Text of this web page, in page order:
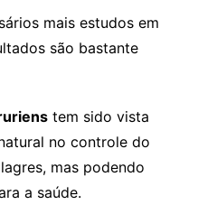
mais estudos em
são bastante
tem sido vista
no controle do
mas podendo
a saúde.